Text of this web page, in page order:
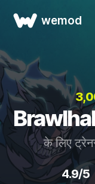
wemod
के लिए
4.9/5